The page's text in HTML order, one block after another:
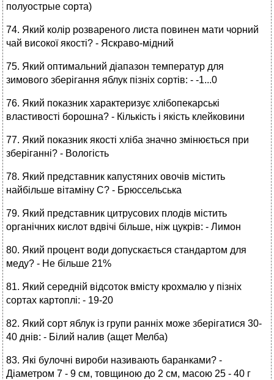
полуострые сорта)
74. Який колір розвареного листа повинен мати чорний
чай високої якості? - Яскраво-мідний
75. Який оптимальний діапазон температур для
зимового зберігання яблук пізніх сортів: - -1...0
76. Який показник характеризує хлібопекарські
властивості борошна? - Кількість і якість клейковини
77. Який показник якості хліба значно змінюється при
зберіганні? - Вологість
78. Який представник капустяних овочів містить
найбільше вітаміну С? - Брюссельська
79. Який представник цитрусових плодів містить
органічних кислот вдвічі більше, ніж цукрів: - Лимон
80. Який процент води допускається стандартом для
меду? - Не більше 21%
81. Який середній відсоток вмісту крохмалю у пізніх
сортах картоплі: - 19-20
82. Який сорт яблук із групи ранніх може зберігатися 30-
40 днів: - Білий налив (ащет Мелба)
83. Які булочні вироби називають баранками? -
Діаметром 7 - 9 см, товщиною до 2 см, масою 25 - 40 г